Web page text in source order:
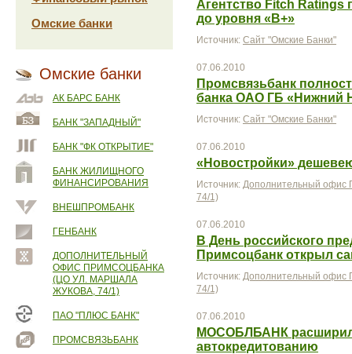
Омские банки
Омские банки
АК БАРС БАНК
БАНК "ЗАПАДНЫЙ"
БАНК "ФК ОТКРЫТИЕ"
БАНК ЖИЛИЩНОГО
ФИНАНСИРОВАНИЯ
ВНЕШПРОМБАНК
ГЕНБАНК
ДОПОЛНИТЕЛЬНЫЙ
ОФИС ПРИМСОЦБАНКА
(ЦО УЛ. МАРШАЛА
ЖУКОВА, 74/1)
ПАО "ПЛЮС БАНК"
ПРОМСВЯЗЬБАНК
Агентство Fitch
до уровня «В+»
Источник: Сайт "Омские Банки"
07.06.2010
Промсвязьбанк
банка ОАО ГБ «Нижний
Источник: Сайт "Омские Банки"
07.06.2010
«Новостройки»
Источник: Дополнительный офис
74/1)
07.06.2010
В День российского
Примсоцбанк открыл
Источник: Дополнительный офис
74/1)
07.06.2010
МОСОБЛБАНК
автокредитованию